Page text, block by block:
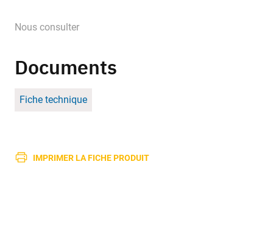
Nous consulter
Documents
Fiche technique
IMPRIMER LA FICHE PRODUIT